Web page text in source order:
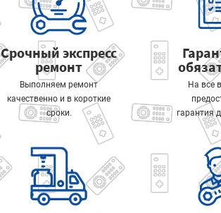
Срочный экспресс
ремонт
Выполняем ремонт
качественно и в короткие
сроки.
На все
гарантия